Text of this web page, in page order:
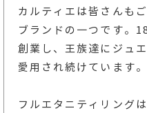
カルティエは皆さんも
ブランドの一つです。
創業し、王族達にジュ
愛用され続けています。
フルエタニティリング